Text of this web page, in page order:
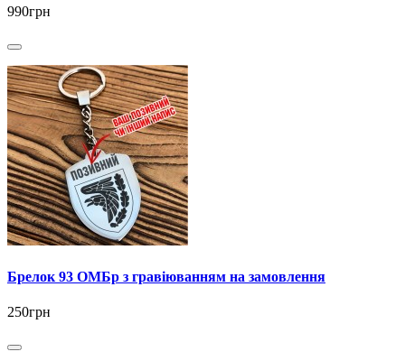
990грн
Брелок 93 ОМБр з гравіюванням на замовлення
250грн